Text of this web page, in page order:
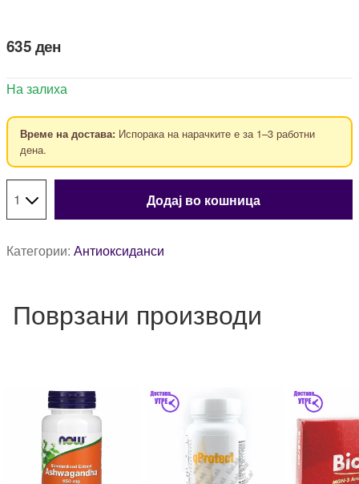
635ден
На залиха
Време на достава: Испорака на нарачките е за 1–3 работни
дена.
Додај во кошница
Категории: Антиоксиданси
Поврзани производи